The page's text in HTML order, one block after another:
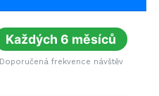
Každých 6 měsíců
Doporučená frekvence návštěv